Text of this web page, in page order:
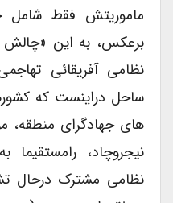
ماموریتش فقط شامل
برعکس، به این «چالش
ساحل دراینست که
های جهادگرای منطقه،
نیجروچاد، رامستقیما
نظامی مشترک درحال